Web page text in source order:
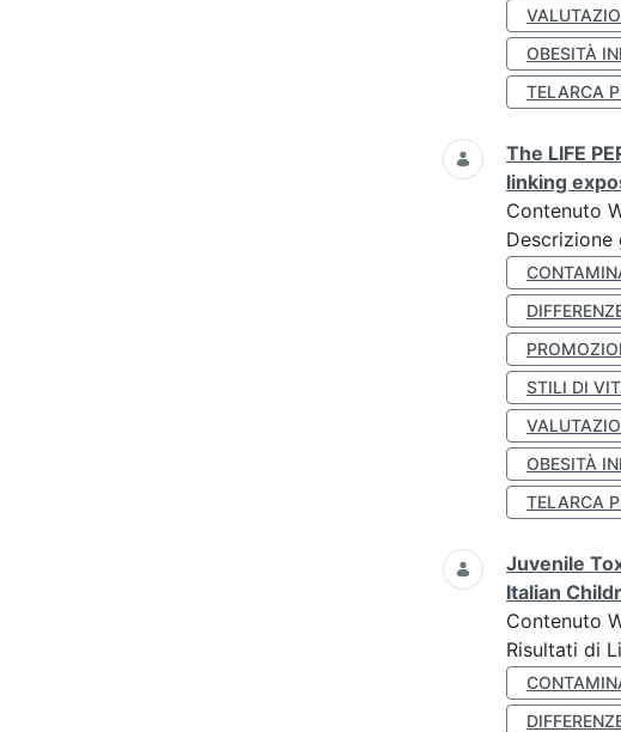
OBESITÀ
TELARCA
The LIFE
linking
Contenuto
Descrizione
STILI DI
OBESITÀ
TELARCA
Juvenile
Italian
Contenuto
Risultati di